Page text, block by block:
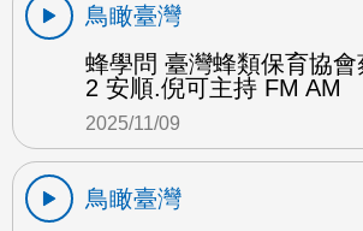
鳥瞰臺灣
蜂學問 臺灣蜂類保育協
2 安順.倪可主持 FM AM
2025/11/09
鳥瞰臺灣